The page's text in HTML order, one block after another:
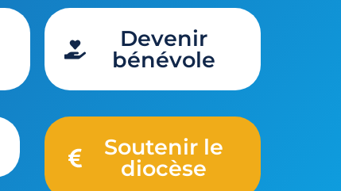
Devenir
bénévole
Soutenir le
diocèse